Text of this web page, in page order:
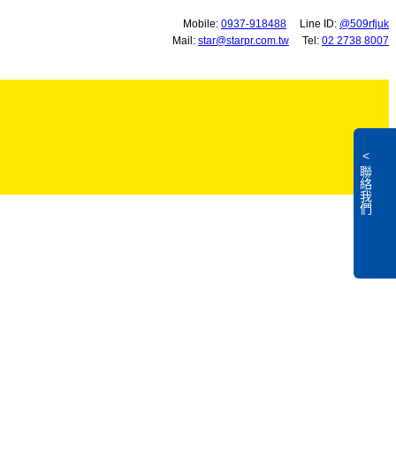
Mobile: 0937-918488 Line ID: @509rfjuk
Mail: star@starpr.com.tw Tel: 02 2738 8007
<
聯絡我們